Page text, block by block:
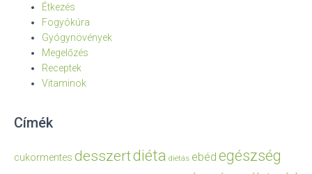
Étkezés
Fogyókúra
Gyógynövények
Megelőzés
Receptek
Vitaminok
Címék
cukormentes desszertdiéta diétás ebéd egészség